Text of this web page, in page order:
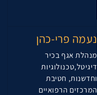
נעמה פרי-כהן
מנהלת אגף בכיר
דיגיטל,טכנולוגיות
וחדשנות, חטיבת
המרכזים הרפואיים